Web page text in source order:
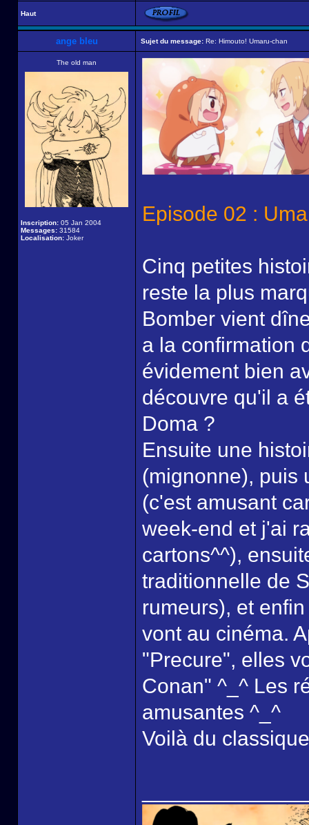
Haut
ange bleu Sujet du message: Re: Himouto! Umaru-chan
The old man
Inscription: 05 Jan 2004
Messages: 31584
Localisation: Joker
Episode 02 :
Cinq petites
reste la plus
Bomber vient
a la confirmation
évidement bien
découvre qu'il a
Doma ?
Ensuite une
(mignonne), puis
(c'est amusant
week-end et j'ai
cartons^^),
traditionnelle de
rumeurs), et
vont au cinéma.
"Precure", elles
Conan" ^_^ Les
amusantes ^_^
Voilà du